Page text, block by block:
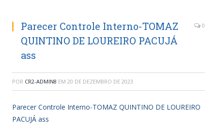
Parecer Controle Interno-TOMAZ
QUINTINO DE LOUREIRO PACUJÁ
ass
0
POR CR2-ADMIN8 EM 20 DE DEZEMBRO DE 2023
Parecer Controle Interno-TOMAZ QUINTINO DE LOUREIRO
PACUJÁ ass